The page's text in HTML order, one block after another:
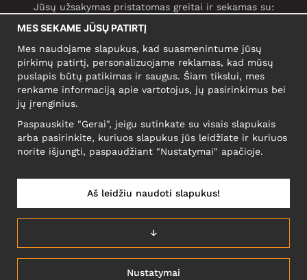
Jūsų užsakymas pristatomas greitai ir sekamas su:
SOCIALINIAI TINKLAI
Motley Denim Europe OÜ
Narva mnt 5, EE-10117 Tallinn
NB! Negrąžinti produktų šiuo adresu!
LIETUVĄ/LIETUVIŲ
MES SEKAME JŪSŲ PATIRTĮ
Mes naudojame slapukus, kad suasmenintume jūsų
pirkimų patirtį, personalizuojame reklamas, kad mūsų
puslapis būtų patikimas ir saugus. Šiam tikslui, mes
renkame informaciją apie vartotojus, jų pasirinkimus bei
jų įrenginius.
Paspauskite "Gerai", jeigu sutinkate su visais slapukais
arba pasirinkite, kuriuos slapukus jūs leidžiate ir kuriuos
norite išjungti, paspaudžiant "Nustatymai" apačioje.
Nustatymai
↓
Aš leidžiu naudoti slapukus!